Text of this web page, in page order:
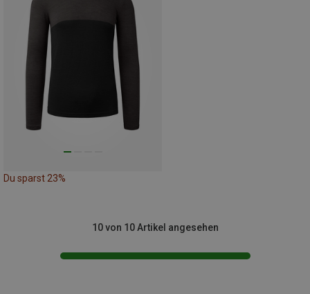
Du sparst 23%
10 von 10 Artikel angesehen